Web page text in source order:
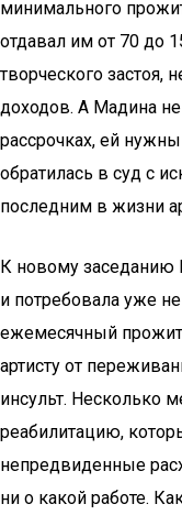
минимального
отдавал им от 70 до
творческого застоя,
доходов. А Мадина не
рассрочках, ей
обратилась в суд с
последним в жизни
К новому заседанию
и потребовала уже
ежемесячный
артисту от
инсульт. Несколько
реабилитацию,
непредвиденные
ни о какой работе.